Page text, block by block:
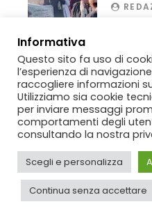
00:02
CopyrightBlitzTV© 2019-2025
IT11812250154. Tutti i diritti sono
Informativa
Questo sito fa uso di
l’esperienza di
raccogliere informazioni
Utilizziamo sia cookie
per inviare messaggi
comportamenti degli
consultando la nostra
Scegli e personalizza
Continua senza accettare